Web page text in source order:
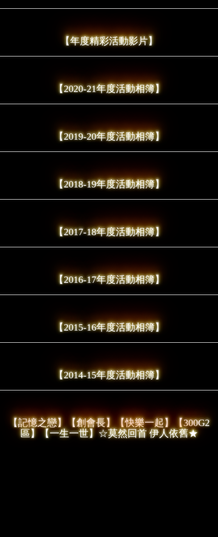
【年度精彩活動影片】
【2020-21年度活動相簿】
【2019-20年度活動相簿】
【2018-19年度活動相簿】
【2017-18年度活動相簿】
【2016-17年度活動相簿】
【2015-16年度活動相簿】
【2014-15年度活動相簿】
【記憶之戀】 【創會長】【快樂一起】
【300G2
區】【一生一世】☆莫然回首 伊人依舊★